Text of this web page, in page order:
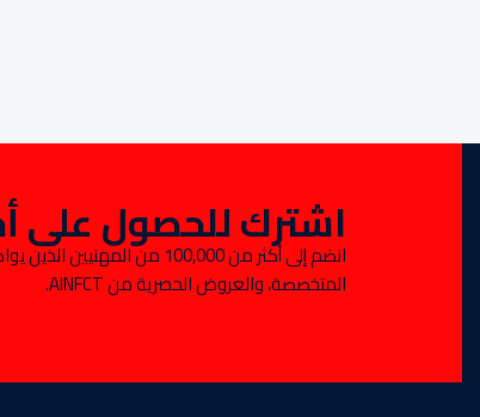
اشترك للحصول على
انضم إلى أكثر من 100,000 من
المتخصصة، والعروض الحصرية من AINFCT.